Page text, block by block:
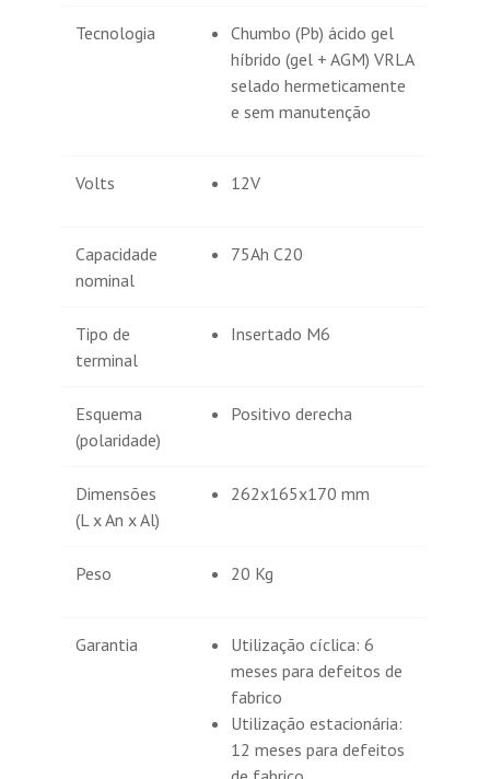
Tecnologia
Chumbo (Pb) ácido gel
híbrido (gel + AGM) VRLA
selado hermeticamente
e sem manutenção
Volts 12V
Capacidade
nominal
75Ah C20
Tipo de
terminal
Insertado M6
Esquema
(polaridade)
Positivo derecha
Dimensões
(L x An x Al)
262x165x170 mm
Peso 20 Kg
Garantia
Utilização cíclica: 6
meses para defeitos de
fabrico
Utilização estacionária:
12 meses para defeitos